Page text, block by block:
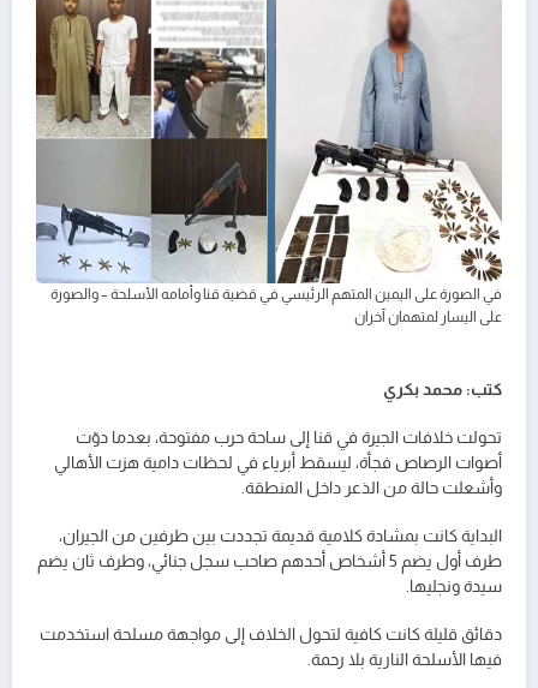
في الصورة على اليمين المتهم الرئيسي في قضية قنا وأمامه الأسلحة – والصورة
على اليسار لمتهمان آخران
كتب: محمد بكري
تحولت خلافات الجيرة في قنا إلى ساحة حرب مفتوحة، بعدما دوّت
أصوات الرصاص فجأة، ليسقط أبرياء في لحظات دامية هزت الأهالي
وأشعلت حالة من الذعر داخل المنطقة.
البداية كانت بمشادة كلامية قديمة تجددت بين طرفين من الجيران،
طرف أول يضم 5 أشخاص أحدهم صاحب سجل جنائي، وطرف ثان يضم
سيدة ونجليها.
دقائق قليلة كانت كافية لتحول الخلاف إلى مواجهة مسلحة استخدمت
فيها الأسلحة النارية بلا رحمة.